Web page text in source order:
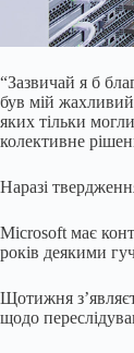
“Зазвичай я б
був мій
яких тільки
колективне
Наразі
Microsoft має
років деякими
Щотижня
щодо